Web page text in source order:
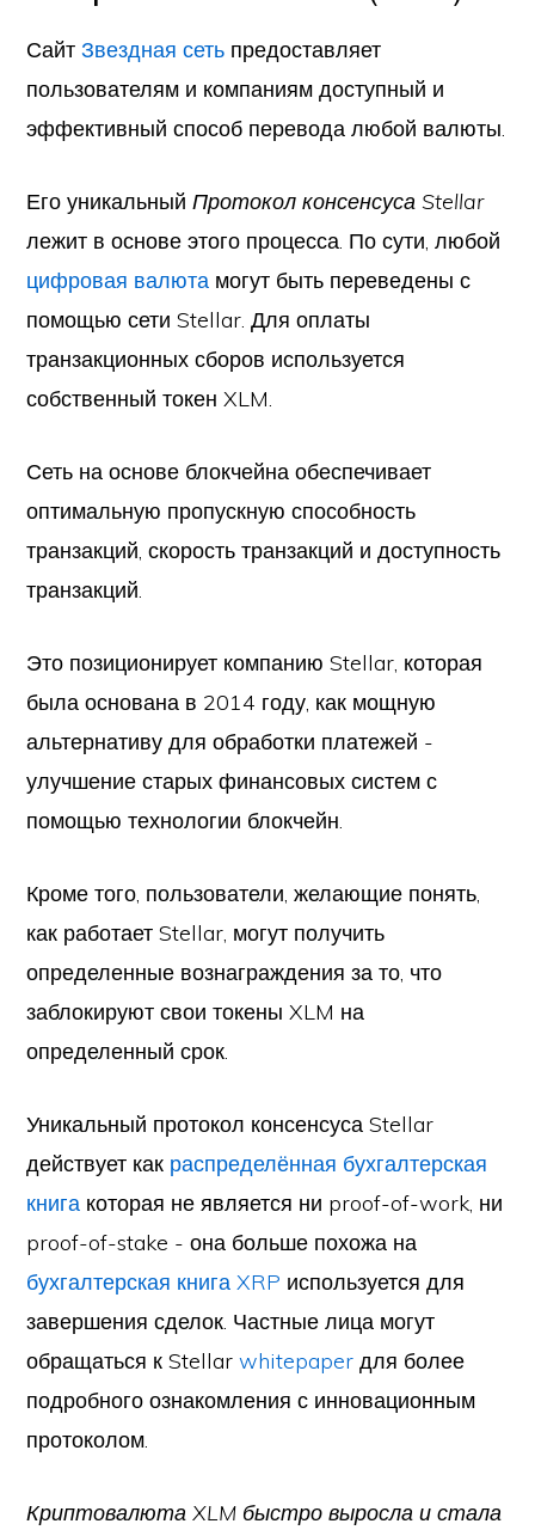
СайтЗвездная сеть предоставляет
пользователям и компаниям доступный и
эффективный способ перевода любой валюты.
Его уникальныйПротокол консенсуса Stellar
лежит в основе этого процесса. По сути, любой
цифровая валюта могут быть переведены с
помощью сети Stellar. Для оплаты
транзакционных сборов используется
собственный токен XLM.
Сеть на основе блокчейна обеспечивает
оптимальную пропускную способность
транзакций, скорость транзакций и доступность
транзакций.
Это позиционирует компанию Stellar, которая
была основана в 2014 году, как мощную
альтернативу для обработки платежей -
улучшение старых финансовых систем с
помощью технологии блокчейн.
Кроме того, пользователи, желающие понять,
как работает Stellar, могут получить
определенные вознаграждения за то, что
заблокируют свои токены XLM на
определенный срок.
Уникальный протокол консенсуса Stellar
действует как распределённая бухгалтерская
книга которая не является ни proof-of-work, ни
proof-of-stake - она больше похожа на
бухгалтерская книга XRP используется для
завершения сделок. Частные лица могут
обращаться к Stellarwhitepaper для более
подробного ознакомления с инновационным
протоколом.
Криптовалюта XLM быстро выросла и стала